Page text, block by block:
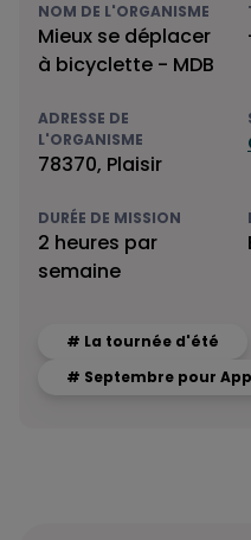
NOM DE L'ORGANISME
Mieux se déplacer
à bicyclette - MDB
ADRESSE DE
L'ORGANISME
78370, Plaisir
DURÉE DE MISSION
2 heures par
semaine
# La tournée d'été
# Septembre pour